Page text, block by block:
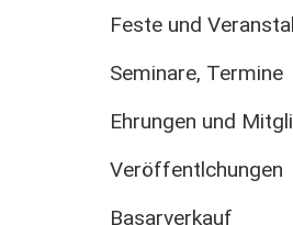
Feste und
Seminare, Termine
Ehrungen und
Veröffentlchungen
Basarverkauf